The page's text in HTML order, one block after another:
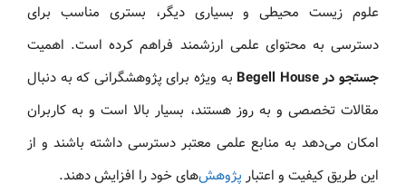
علوم زیست‌ محیطی و بسیاری دیگر، بستری مناسب برای
دسترسی به محتوای علمی ارزشمند فراهم کرده است. اهمیت
جستجو در Begell House
به ویژه برای پژوهشگرانی که به دنبال
مقالات تخصصی و به‌ روز هستند، بسیار بالا است و به کاربران
امکان می‌دهد به منابع علمی معتبر دسترسی داشته باشند و از
این طریق کیفیت و اعتبار پژوهش‌های خود را افزایش دهند.